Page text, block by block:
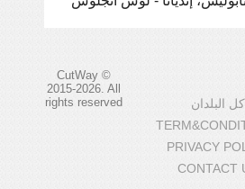
CutWay ©
2015-2026. All
rights reserved
كل البلدان
PRIVACY
CONTACT